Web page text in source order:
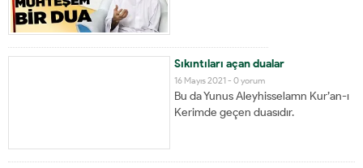
Sıkıntıları açan dualar
16 Mayıs 2021 - 0 yorum
Bu da Yunus Aleyhisselamn Kur’an-ı
Kerimde geçen duasıdır.